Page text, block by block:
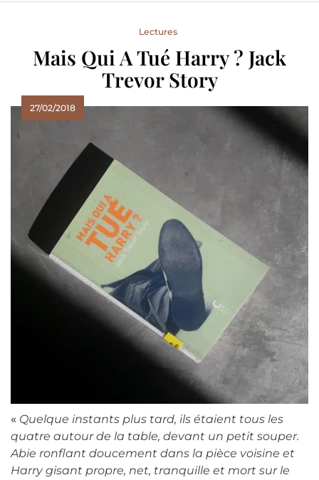
Lectures
Mais Qui A Tué Harry ? Jack
Trevor Story
27/02/2018
« Quelque instants plus tard, ils étaient tous les
quatre autour de la table, devant un petit souper.
Abie ronflant doucement dans la pièce voisine et
Harry gisant propre, net, tranquille et mort sur le